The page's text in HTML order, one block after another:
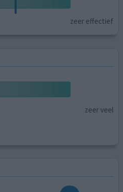
zeer effectief
zeer veel